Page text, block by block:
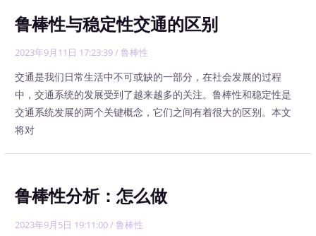
鲁棒性与稳定性交通的区别
2023年9月11日 17:23:39/鲁棒性
交通是我们日常生活中不可或缺的一部分，在社会发展的过程
中，交通系统的发展受到了越来越多的关注。鲁棒性和稳定性是
交通系统发展的两个关键概念，它们之间有着很大的区别。本文
将对
鲁棒性分析：怎么做
2023年9月5日 19:11:00/鲁棒性